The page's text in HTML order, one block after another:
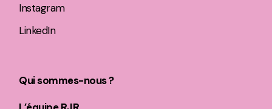
Instagram
LinkedIn
Qui sommes-nous ?